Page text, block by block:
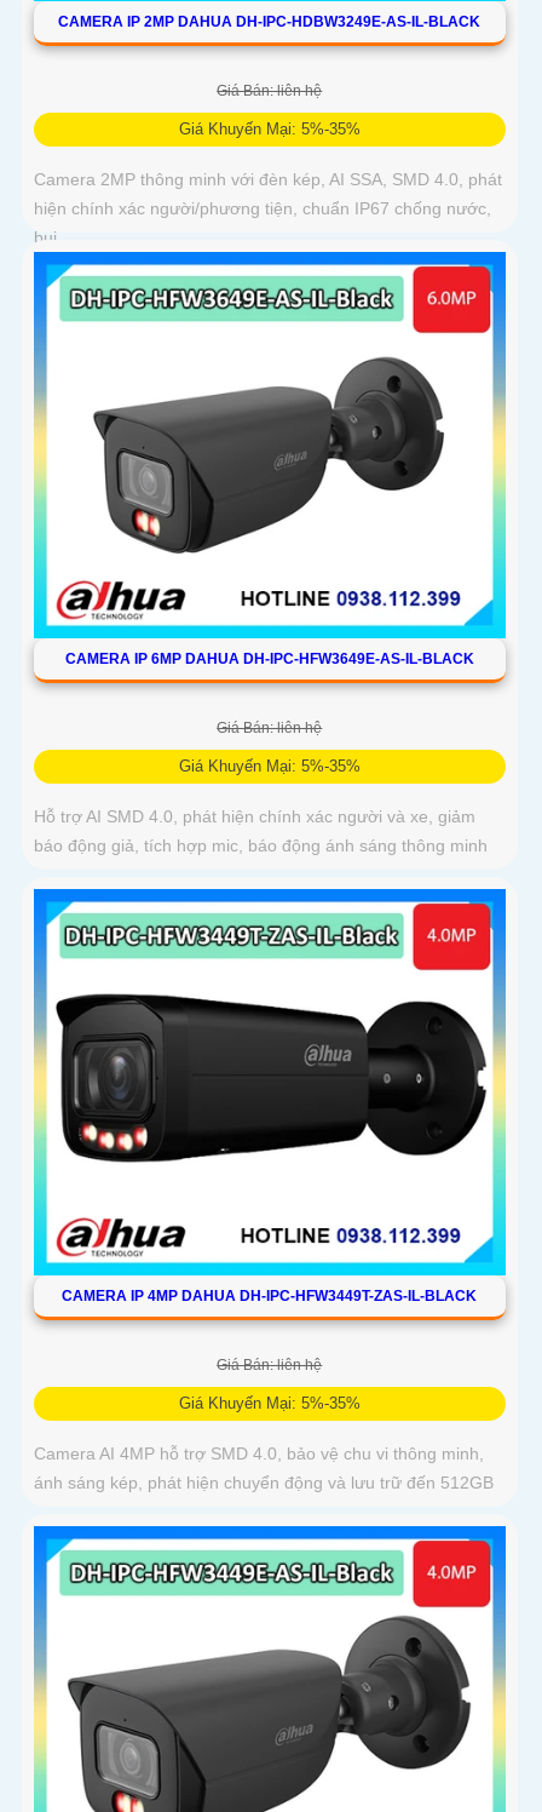
CAMERA IP 2MP DAHUA DH-IPC-HDBW3249E-AS-IL-BLACK
Giá Bán: liên hệ
Giá Khuyến Mại: 5%-35%
Camera 2MP thông minh với đèn kép, AI SSA, SMD 4.0, phát
hiện chính xác người/phương tiện, chuẩn IP67 chống nước,
bụi
CAMERA IP 6MP DAHUA DH-IPC-HFW3649E-AS-IL-BLACK
Giá Bán: liên hệ
Giá Khuyến Mại: 5%-35%
Hỗ trợ AI SMD 4.0, phát hiện chính xác người và xe, giảm
báo động giả, tích hợp mic, báo động ánh sáng thông minh
CAMERA IP 4MP DAHUA DH-IPC-HFW3449T-ZAS-IL-BLACK
Giá Bán: liên hệ
Giá Khuyến Mại: 5%-35%
Camera AI 4MP hỗ trợ SMD 4.0, bảo vệ chu vi thông minh,
ánh sáng kép, phát hiện chuyển động và lưu trữ đến 512GB